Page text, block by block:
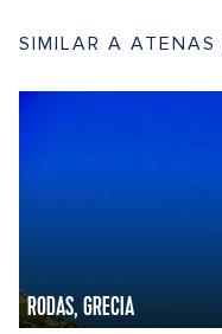
SIMILAR A ATENAS
RODAS, GRECIA